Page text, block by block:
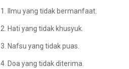
1. Ilmu yang tidak bermanfaat.
2. Hati yang tidak khusyuk.
3. Nafsu yang tidak puas.
4. Doa yang tidak diterima.